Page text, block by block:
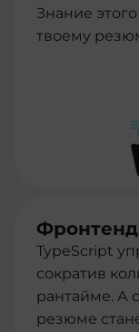
Знание
твоему
TypeScript
сократив
рантайме. А
резюме